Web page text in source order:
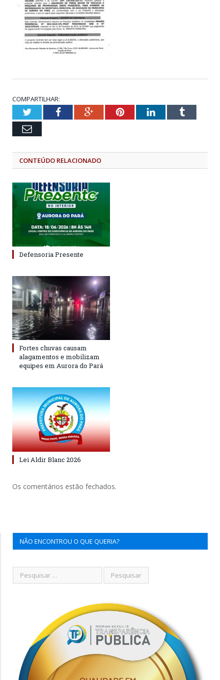
COMPARTILHAR:
TwitterFacebookGoogle+PinterestLinkedInTumblr
Email
CONTEÚDO RELACIONADO
Defensoria Presente
Fortes chuvas causam
alagamentos e mobilizam
equipes em Aurora do Pará
Lei Aldir Blanc 2026
Os comentários estão fechados.
NÃO ENCONTROU O QUE QUERIA?